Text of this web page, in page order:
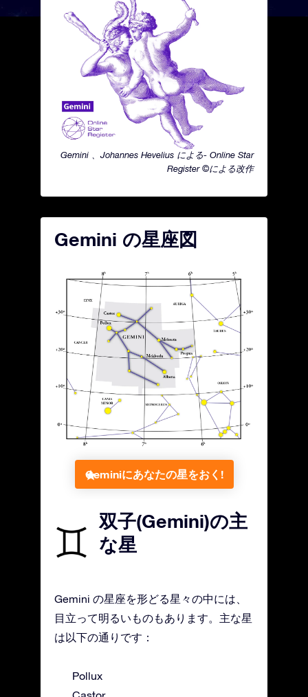
Gemini 、Johannes Hevelius による- Online Star
Register ©による改作
Gemini の星座図
Geminiにあなたの星をおく!
双子(Gemini)の主
な星
Gemini の星座を形どる星々の中には、
目立って明るいものもあります。主な星
は以下の通りです：
Pollux